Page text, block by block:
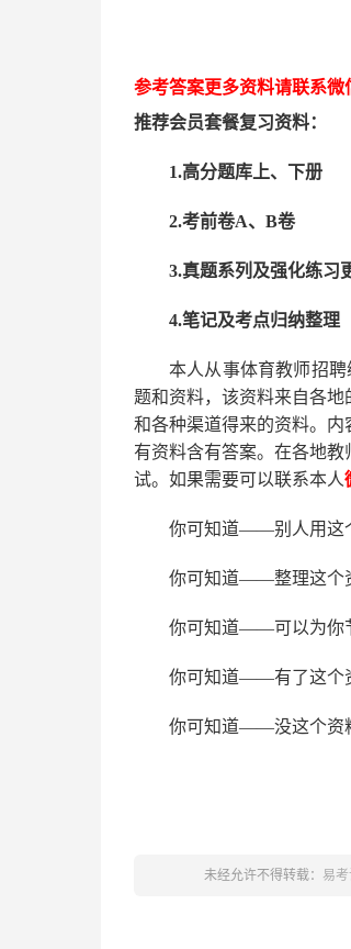
参考答案更多资料请联系微
推荐会员套餐复习资料：
1.高分题库上、下册
2.考前卷A、B卷
3.真题系列及强化练习
4.笔记及考点归纳整理
本人从事体育教师招聘
题和资料，该资料来自各地
和各种渠道得来的资料。
有资料含有答案。 在各地教
试。如果需要可以联系本人
你可知道——别人用这
你可知道——整理这个
你可知道——可以为你
你可知道——有了这个
你可知道——没这个资
未经允许不得转载： 易